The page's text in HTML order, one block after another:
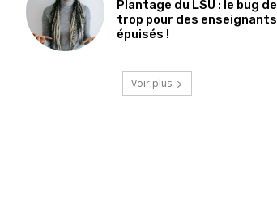
Plantage du LSU : le bug de
trop pour des enseignants
épuisés !
Voir plus